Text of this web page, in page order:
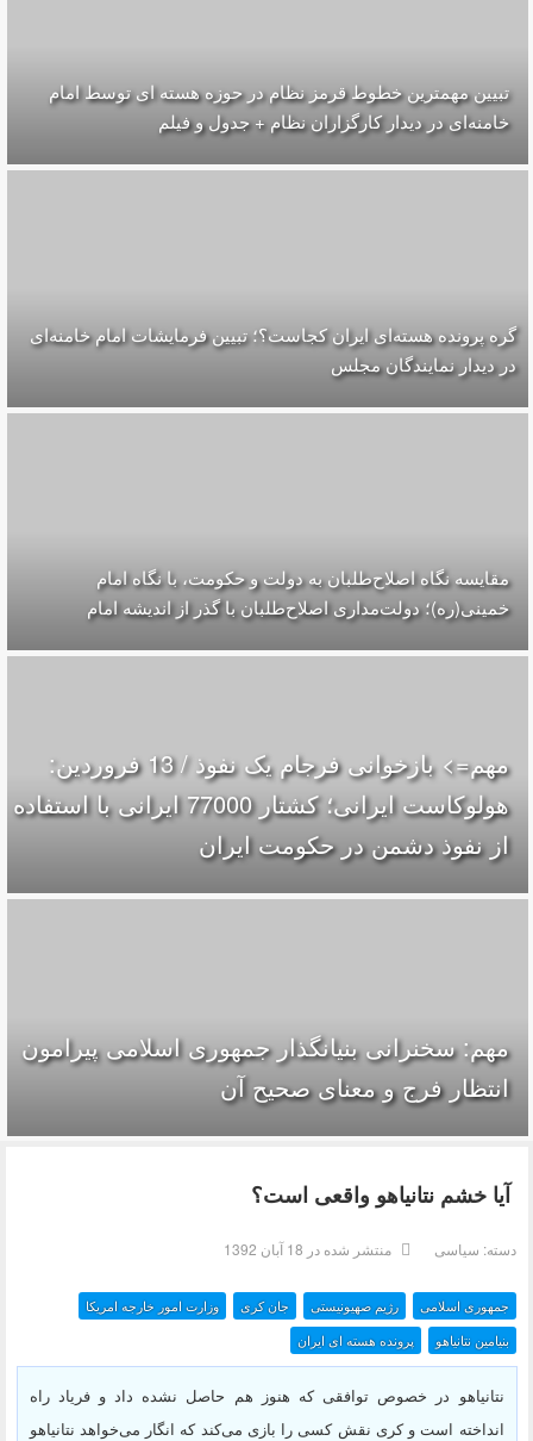
تبیین مهمترین خطوط قرمز نظام در حوزه هسته ای توسط امام
خامنه‌ای در دیدار کارگزاران نظام + جدول و فیلم
گره پرونده‌ هسته‌ای ایران کجاست؟؛ تبیین فرمایشات امام خامنه‌ای
در دیدار نمایندگان مجلس
مقایسه‌ نگاه اصلاح‌طلبان به دولت و حکومت، با نگاه امام
خمینی(ره)؛ دولت‌مداری اصلاح‌طلبان با گذر از اندیشه امام
مهم=> بازخوانی فرجام یک نفوذ / 13 فروردین:
هولوکاست ایرانی؛ کشتار 77000 ایرانی با استفاده
از نفوذ دشمن در حکومت ایران
مهم: سخنرانی بنیانگذار جمهوری اسلامی پیرامون
انتظار فرج و معناى صحيح آن
آیا خشم نتانیاهو واقعی است؟
دسته: سیاسی منتشر شده در 18 آبان 1392
جمهوری اسلامی رژیم صهیونیستی جان کری
وزارت امور خارجه امریکا
پرونده هسته ای ایران
بنیامین نتانیاهو
نتانیاهو در خصوص توافقی که هنوز هم حاصل نشده داد و فریاد راه
انداخته است و کری نقش کسی را بازی می‌کند که انگار می‌خواهد نتانیاهو